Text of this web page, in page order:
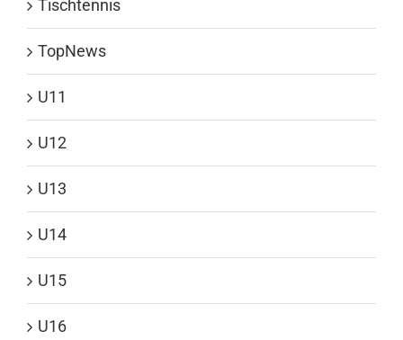
Tischtennis
TopNews
U11
U12
U13
U14
U15
U16